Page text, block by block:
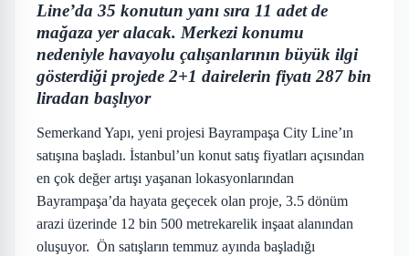
Line’da 35 konutun yanı sıra 11 adet de
mağaza yer alacak. Merkezi konumu
nedeniyle havayolu çalışanlarının büyük ilgi
gösterdiği projede 2+1 dairelerin fiyatı 287 bin
liradan başlıyor
Semerkand Yapı, yeni projesi Bayrampaşa City Line’ın
satışına başladı. İstanbul’un konut satış fiyatları açısından
en çok değer artışı yaşanan lokasyonlarından
Bayrampaşa’da hayata geçecek olan proje, 3.5 dönüm
arazi üzerinde 12 bin 500 metrekarelik inşaat alanından
oluşuyor. Ön satışların temmuz ayında başladığı